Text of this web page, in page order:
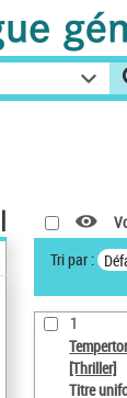
Tri par :
1
[Thriller]
Titre